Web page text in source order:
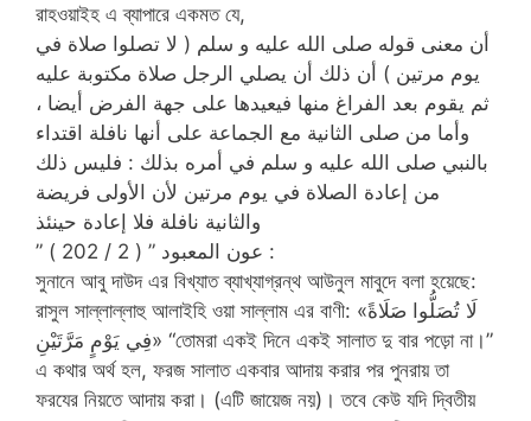
রাহওয়াইহ এ ব্যাপারে একমত যে,
أن معنى قوله صلى الله عليه و سلم ( لا تصلوا صلاة في
يوم مرتين ) أن ذلك أن يصلي الرجل صلاة مكتوبة عليه
ثم يقوم بعد الفراغ منها فيعيدها على جهة الفرض أيضا ،
وأما من صلى الثانية مع الجماعة على أنها نافلة اقتداء
بالنبي صلى الله عليه و سلم في أمره بذلك : فليس ذلك
من إعادة الصلاة في يوم مرتين لأن الأولى فريضة
والثانية نافلة فلا إعادة حينئذ
” عون المعبود ” ( 2 / 202 ) :
সুনানে আবু দাউদ এর বিখ্যাত ব্যাখ্যাগ্রন্থ আউনুল মাবুদে বলা হয়েছে:
রাসুল সাল্লাল্লাহু আলাইহি ওয়া সাল্লাম এর বাণী: «لَا تُصَلُّوا صَلَاةً
فِي يَوْمٍ مَرَّتَيْنِ» “তোমরা একই দিনে একই সালাত দু বার পড়ো না।”
এ কথার অর্থ হল, ফরজ সালাত একবার আদায় করার পর পুনরায় তা
ফরযের নিয়তে আদায় করা। (এটি জায়েজ নয়)। তবে কেউ যদি দ্বিতীয়